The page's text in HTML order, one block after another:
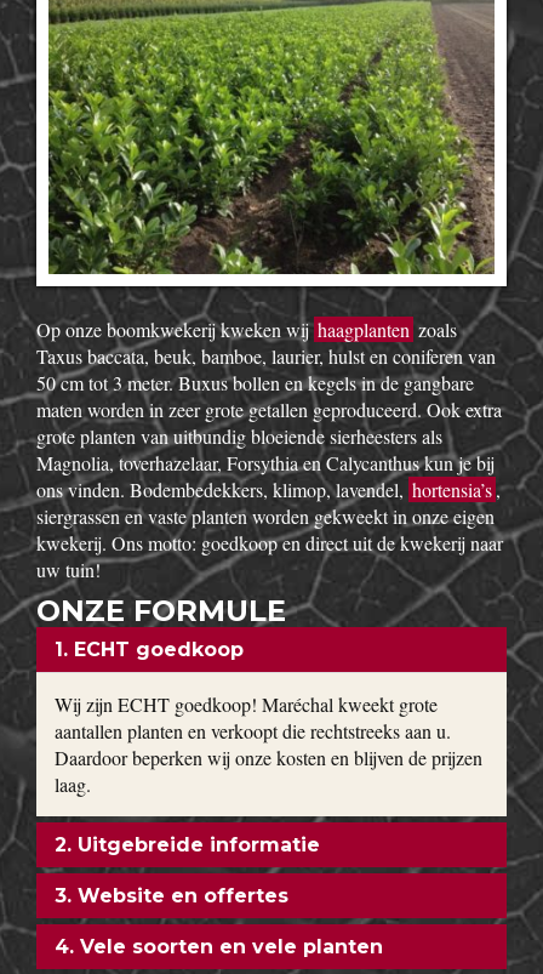
Op onze boomkwekerij kweken wijhaagplanten zoals
Taxus baccata, beuk, bamboe, laurier, hulst en coniferen van
50 cm tot 3 meter. Buxus bollen en kegels in de gangbare
maten worden in zeer grote getallen geproduceerd. Ook extra
grote planten van uitbundig bloeiende sierheesters als
Magnolia, toverhazelaar, Forsythia en Calycanthus kun je bij
ons vinden. Bodembedekkers, klimop, lavendel, hortensia’s,
siergrassen en vaste planten worden gekweekt in onze eigen
kwekerij. Ons motto: goedkoop en direct uit de kwekerij naar
uw tuin!
ONZE FORMULE
1. ECHT goedkoop
Wij zijn ECHT goedkoop! Maréchal kweekt grote
aantallen planten en verkoopt die rechtstreeks aan u.
Daardoor beperken wij onze kosten en blijven de prijzen
laag.
2. Uitgebreide informatie
3. Website en offertes
4. Vele soorten en vele planten